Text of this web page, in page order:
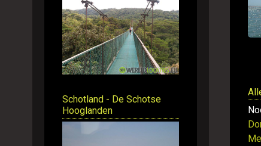
Schotland - De Schotse
Hooglanden